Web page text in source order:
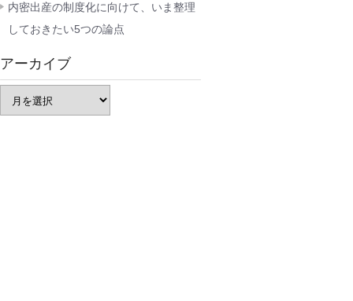
内密出産の制度化に向けて、いま整理
しておきたい5つの論点
アーカイブ